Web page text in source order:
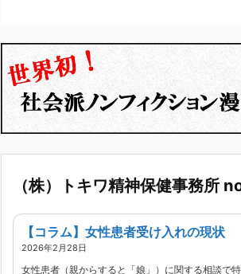
（株）トキワ精神保健事務所
【コラム】女性患者受け入れの現状
2026年2月28日
女性患者（親からすると「娘」）に関する相談で